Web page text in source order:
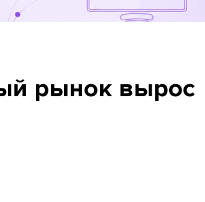
рынок вырос